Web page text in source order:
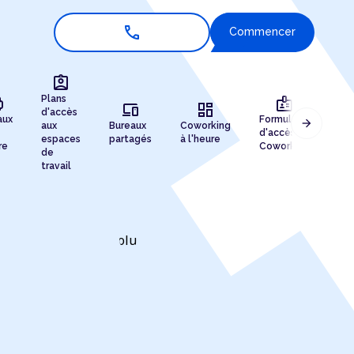
call Commencer
assignment_ind
Plans
d'accès
aux
espaces
de
travail
devices
Bureaux
partagés
dashboard
Coworking
à l'heure
badge
Formules
d'accès au
Coworking
arrow_forward